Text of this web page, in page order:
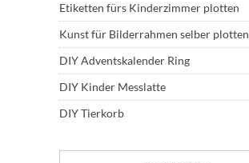
Etiketten fürs Kinderzimmer plotten
Kunst für Bilderrahmen selber plotten
DIY Adventskalender Ring
DIY Kinder Messlatte
DIY Tierkorb